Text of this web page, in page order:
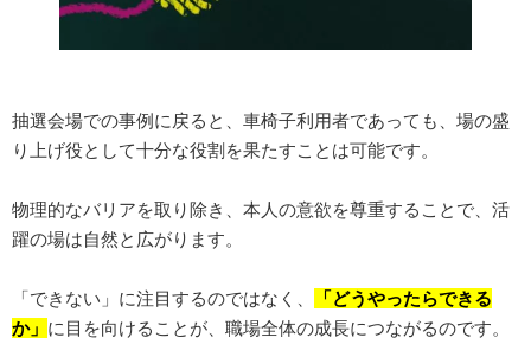
抽選会場での事例に戻ると、車椅子利用者であっても、場の盛
り上げ役として十分な役割を果たすことは可能です。
物理的なバリアを取り除き、本人の意欲を尊重することで、活
躍の場は自然と広がります。
「できない」に注目するのではなく、
「どうやったらできる
か」 に目を向けることが、職場全体の成長につながるのです。